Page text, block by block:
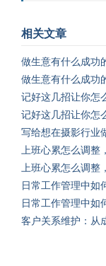
相关文章
做生意有什么成功
做生意有什么成功
记好这几招让你怎
记好这几招让你怎
写给想在摄影行业
上班心累怎么调整
上班心累怎么调整
日常工作管理中如
日常工作管理中如
客户关系维护：从